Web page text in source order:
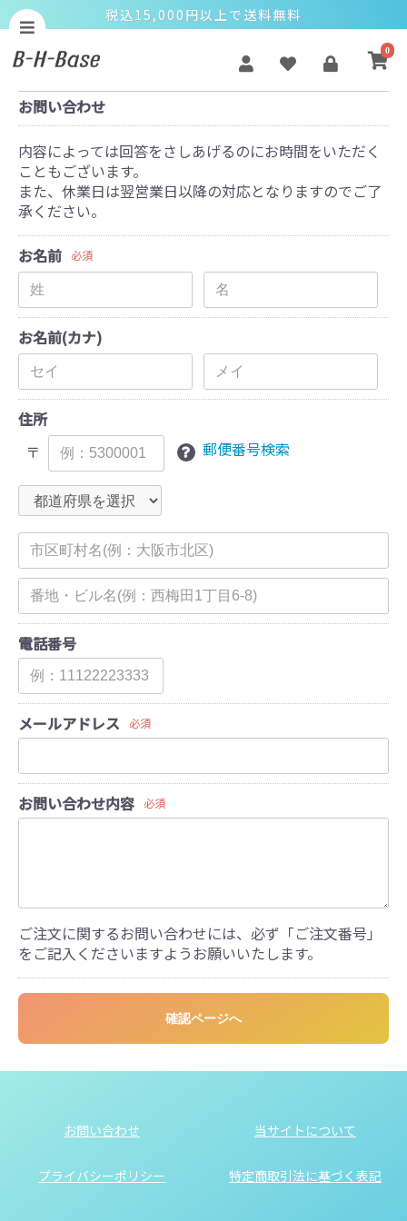
税込15,000円以上で送料無料
0
お問い合わせ
内容によっては回答をさしあげるのにお時間をいただく
こともございます。
また、休業日は翌営業日以降の対応となりますのでご了
承ください。
お名前 必須
お名前(カナ)
住所
〒
郵便番号検索
電話番号
メールアドレス 必須
お問い合わせ内容 必須
ご注文に関するお問い合わせには、必ず「ご注文番号」
をご記入くださいますようお願いいたします。
確認ページへ
お問い合わせ 当サイトについて
プライバシーポリシー 特定商取引法に基づく表記